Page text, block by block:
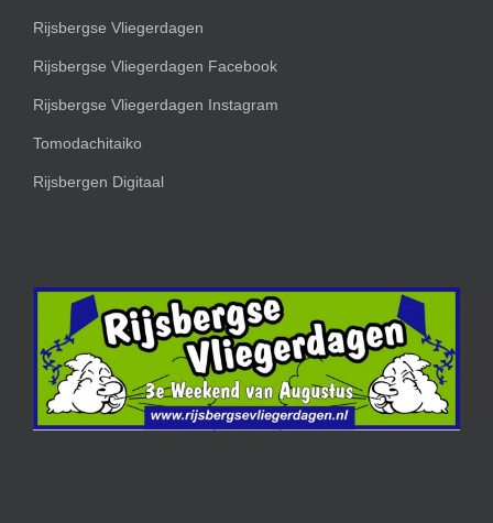
Rijsbergse Vliegerdagen
Rijsbergse Vliegerdagen Facebook
Rijsbergse Vliegerdagen Instagram
Tomodachitaiko
Rijsbergen Digitaal